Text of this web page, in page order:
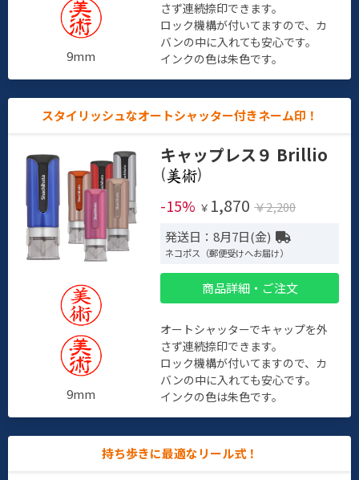
9mm
さず連続捺印できます。
ロック機構が付いてますので、カ
バンの中に入れても安心です。
インクの色は朱色です。
スタイリッシュなオートシャッター付きネーム印！
9mm
キャップレス９ Brillio
(
)
-15% ￥ 1,870 ￥2,200
発送日：8月7日(金)
ネコポス（郵便受けへお届け）
商品詳細・ご注文
オートシャッターでキャップを外
さず連続捺印できます。
ロック機構が付いてますので、カ
バンの中に入れても安心です。
インクの色は朱色です。
持ち歩きに最適なリール式！